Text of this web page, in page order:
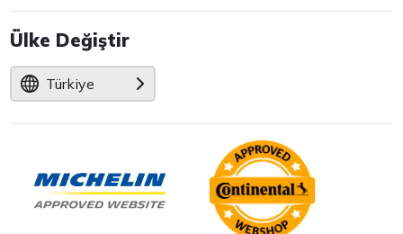
Ülke Değiştir
Türkiye